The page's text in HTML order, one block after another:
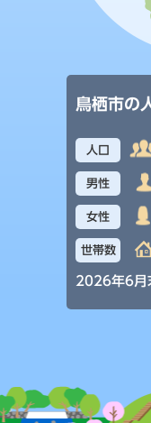
鳥栖市の
人口
男性
女性
世帯数
2026年6月